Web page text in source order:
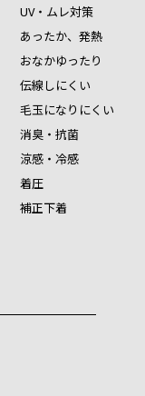
UV・ムレ対策
あったか、発熱
おなかゆったり
伝線しにくい
毛玉になりにくい
消臭・抗菌
涼感・冷感
着圧
補正下着